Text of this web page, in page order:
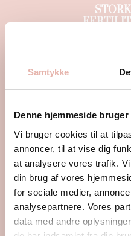
Samtykke
Denne hjemmeside
Vi bruger cookies til at
annoncer, til at vise dig
at analysere vores trafik.
din brug af vores
for sociale medier,
analysepartnere. Vores
data med andre
I er
om
I Danmark kæmper
barnløshed. I 2021
fertilitetsbehandlinger på
Fertilitetsklinik vil meget